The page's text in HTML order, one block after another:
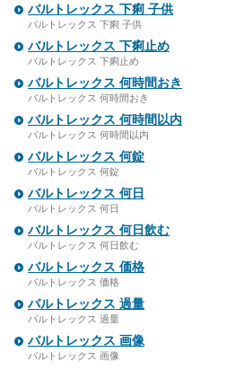
バルトレックス 下痢 子供
バルトレックス 下痢 子供
バルトレックス 下痢止め
バルトレックス 下痢止め
バルトレックス 何時間おき
バルトレックス 何時間おき
バルトレックス 何時間以内
バルトレックス 何時間以内
バルトレックス 何錠
バルトレックス 何錠
バルトレックス 何日
バルトレックス 何日
バルトレックス 何日飲む
バルトレックス 何日飲む
バルトレックス 価格
バルトレックス 価格
バルトレックス 過量
バルトレックス 過量
バルトレックス 画像
バルトレックス 画像